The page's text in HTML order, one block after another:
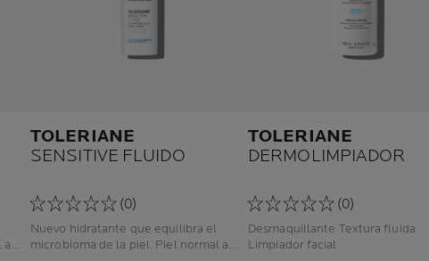
TOLERIANE
SENSITIVE FLUIDO
(0)
Nuevo hidratante que equilibra el
microbioma de la piel. Piel normal a
TOLERIANE
DERMOLIMPIADOR
(0)
Desmaquillante Textura fluida
Limpiador facial